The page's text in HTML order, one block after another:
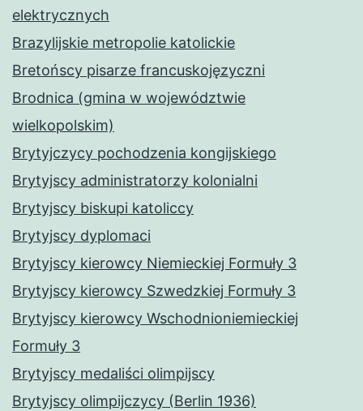
elektrycznych
Brazylijskie metropolie katolickie
Bretońscy pisarze francuskojęzyczni
Brodnica (gmina w województwie
wielkopolskim)
Brytyjczycy pochodzenia kongijskiego
Brytyjscy administratorzy kolonialni
Brytyjscy biskupi katoliccy
Brytyjscy dyplomaci
Brytyjscy kierowcy Niemieckiej Formuły 3
Brytyjscy kierowcy Szwedzkiej Formuły 3
Brytyjscy kierowcy Wschodnioniemieckiej
Formuły 3
Brytyjscy medaliści olimpijscy
Brytyjscy olimpijczycy (Berlin 1936)